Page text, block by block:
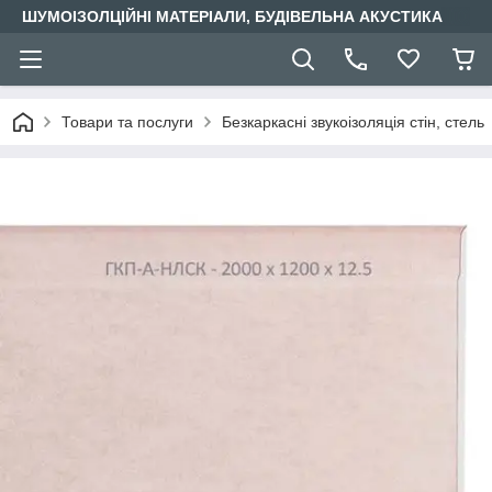
ШУМОІЗОЛЦІЙНІ МАТЕРІАЛИ, БУДІВЕЛЬНА АКУСТИКА
Товари та послуги Безкаркасні звукоізоляція стін, стель